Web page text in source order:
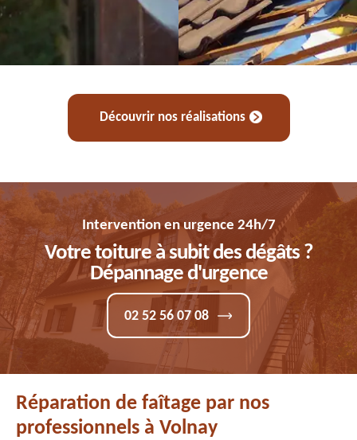
Découvrir nos réalisations
Intervention en urgence 24h/7
Votre toiture à subit des dégâts ?
Dépannage d'urgence
02 52 56 07 08
Réparation de faîtage par nos
professionnels à Volnay